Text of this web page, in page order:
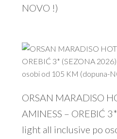
NOVO !)
ORSAN MARADISO
AMINESS – OREBIĆ
light all inclusive po